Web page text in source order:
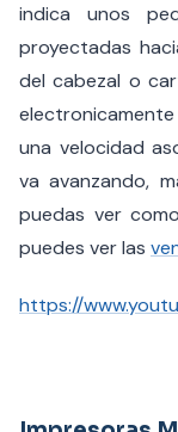
indica unos
proyectadas
del cabezal o
una velocidad
va avanzando,
puedas ver
puedes ver las
https://